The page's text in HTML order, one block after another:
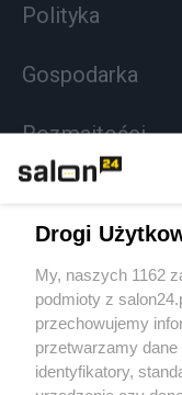
Polityka
Gospodarka
Rozmaitości
Sport
Społeczeństwo
Kultura
Drogi
My, naszych 1162
podmioty z
przechowujemy
przetwarzamy
identyfikatory,